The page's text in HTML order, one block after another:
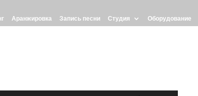
Аранжировка Запись песни Студия Оборудование